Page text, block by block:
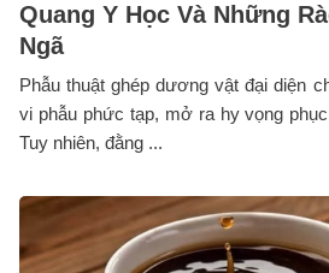
Quang Y Học Và Những
Ngã
Phẫu thuật ghép dương vật đại diện
vi phẫu phức tạp, mở ra hy vọng
Tuy nhiên, đằng ...